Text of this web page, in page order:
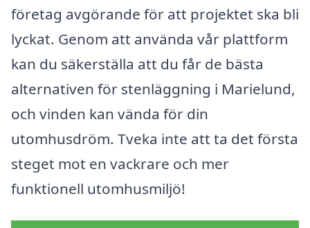
företag avgörande för att projektet ska bli
lyckat. Genom att använda vår plattform
kan du säkerställa att du får de bästa
alternativen för stenläggning i Marielund,
och vinden kan vända för din
utomhusdröm. Tveka inte att ta det första
steget mot en vackrare och mer
funktionell utomhusmiljö!